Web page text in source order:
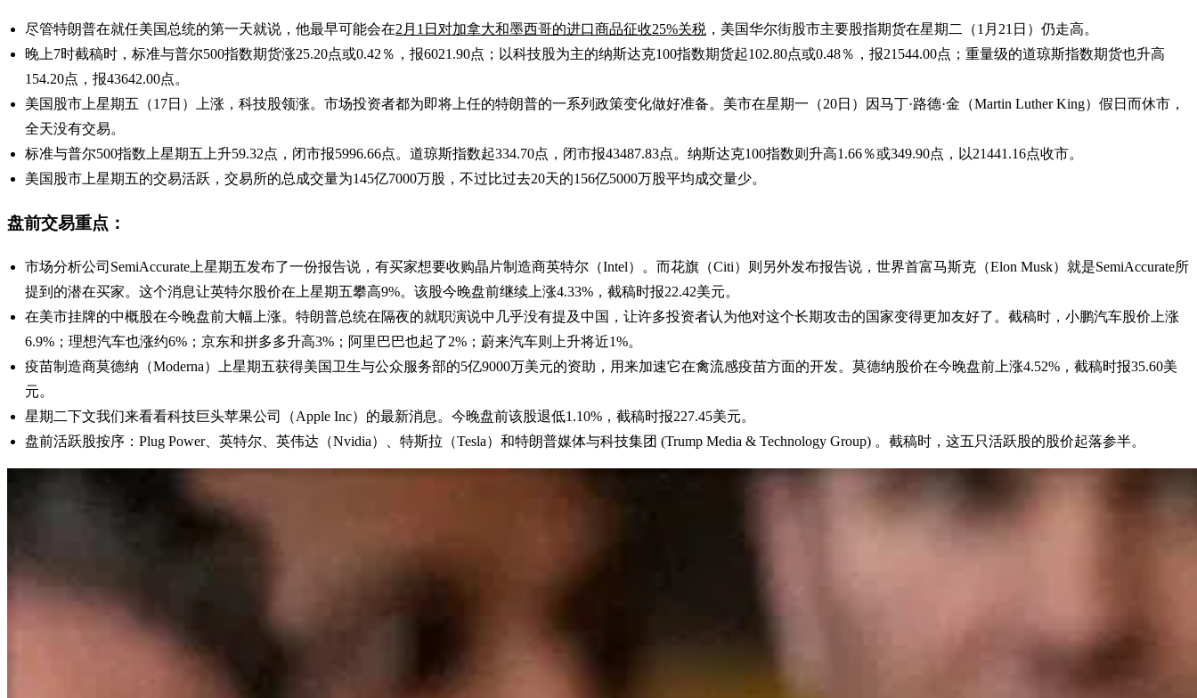
尽管特朗普在就任美国总统的第一天就说，他最早可能会在2月1日对加拿大和墨西哥的进口商品征收25%关税 ，美国华尔街股市主要股指期货在星期二（1月21日）仍走高。
晚上7时截稿时，标准与普尔500指数期货涨25.20点或0.42％，报6021.90点；以科技股为主的纳斯达克100指数期货起102.80点或0.48％，报21544.00点；重量级的道琼斯指数期货也升高
154.20点，报43642.00点。
美国股市上星期五（17日）上涨，科技股领涨。市场投资者都为即将上任的特朗普的一系列政策变化做好准备。美市在星期一（20日）因马丁·路德·金（Martin Luther King）假日而休市，
全天没有交易。
标准与普尔500指数上星期五上升59.32点，闭市报5996.66点。道琼斯指数起334.70点，闭市报43487.83点。纳斯达克100指数则升高1.66％或349.90点，以21441.16点收市。
美国股市上星期五的交易活跃，交易所的总成交量为145亿7000万股，不过比过去20天的156亿5000万股平均成交量少。
盘前交易重点：
市场分析公司SemiAccurate上星期五发布了一份报告说，有买家想要收购晶片制造商英特尔（Intel）。而花旗（Citi）则另外发布报告说，世界首富马斯克（Elon Musk）就是SemiAccurate所
提到的潜在买家。这个消息让英特尔股价在上星期五攀高9%。该股今晚盘前继续上涨4.33%，截稿时报22.42美元。
在美市挂牌的中概股在今晚盘前大幅上涨。特朗普总统在隔夜的就职演说中几乎没有提及中国，让许多投资者认为他对这个长期攻击的国家变得更加友好了。截稿时，小鹏汽车股价上涨
6.9%；理想汽车也涨约6%；京东和拼多多升高3%；阿里巴巴也起了2%；蔚来汽车则上升将近1%。
疫苗制造商莫德纳（Moderna）上星期五获得美国卫生与公众服务部的5亿9000万美元的资助，用来加速它在禽流感疫苗方面的开发。莫德纳股价在今晚盘前上涨4.52%，截稿时报35.60美
元。
星期二下文我们来看看科技巨头苹果公司（Apple Inc）的最新消息。今晚盘前该股退低1.10%，截稿时报227.45美元。
盘前活跃股按序：Plug Power、英特尔、英伟达（Nvidia）、特斯拉（Tesla）和特朗普媒体与科技集团 (Trump Media & Technology Group) 。截稿时，这五只活跃股的股价起落参半。